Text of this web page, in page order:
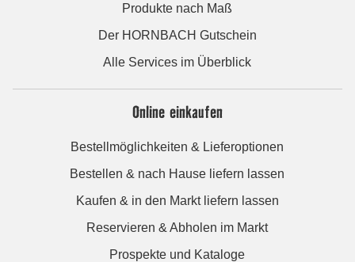
Produkte nach Maß
Der HORNBACH Gutschein
Alle Services im Überblick
Online einkaufen
Bestellmöglichkeiten & Lieferoptionen
Bestellen & nach Hause liefern lassen
Kaufen & in den Markt liefern lassen
Reservieren & Abholen im Markt
Prospekte und Kataloge